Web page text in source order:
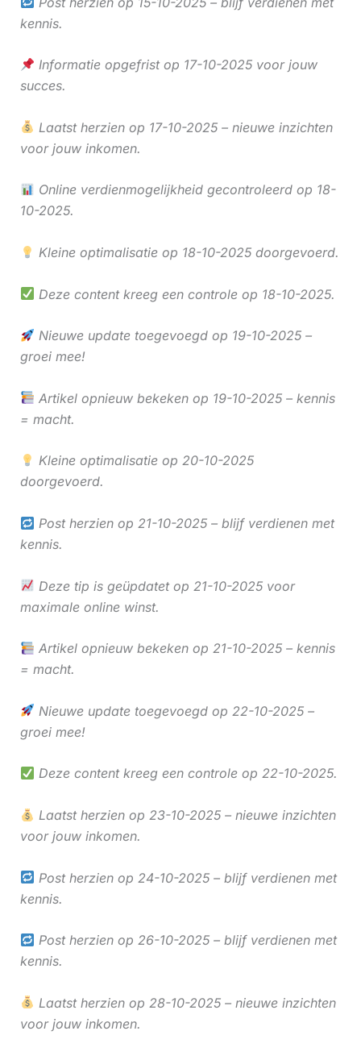
kennis.
Informatie opgefrist op 17-10-2025 voor jouw
succes.
Laatst herzien op 17-10-2025 – nieuwe inzichten
voor jouw inkomen.
Online verdienmogelijkheid gecontroleerd op 18-
10-2025.
Kleine optimalisatie op 18-10-2025 doorgevoerd.
Deze content kreeg een controle op 18-10-2025.
Nieuwe update toegevoegd op 19-10-2025 –
groei mee!
Artikel opnieuw bekeken op 19-10-2025 – kennis
= macht.
Kleine optimalisatie op 20-10-2025
doorgevoerd.
Post herzien op 21-10-2025 – blijf verdienen met
kennis.
Deze tip is geüpdatet op 21-10-2025 voor
maximale online winst.
Artikel opnieuw bekeken op 21-10-2025 – kennis
= macht.
Nieuwe update toegevoegd op 22-10-2025 –
groei mee!
Deze content kreeg een controle op 22-10-2025.
Laatst herzien op 23-10-2025 – nieuwe inzichten
voor jouw inkomen.
Post herzien op 24-10-2025 – blijf verdienen met
kennis.
Post herzien op 26-10-2025 – blijf verdienen met
kennis.
Laatst herzien op 28-10-2025 – nieuwe inzichten
voor jouw inkomen.